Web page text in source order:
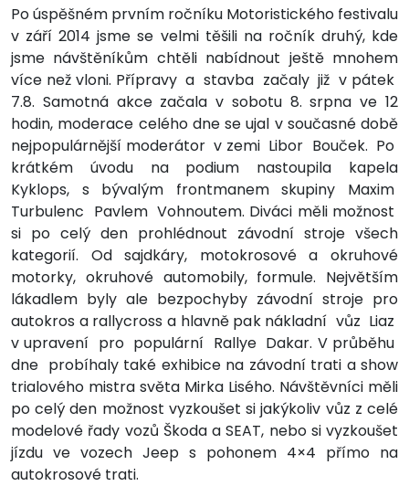
Po úspěšném prvním ročníku Motoristického festivalu
v září 2014 jsme se velmi těšili na ročník druhý, kde
jsme návštěníkům chtěli nabídnout ještě mnohem
více než vloni. Přípravy a stavba začaly již v pátek
7.8. Samotná akce začala v sobotu 8. srpna ve 12
hodin, moderace celého dne se ujal v současné době
nejpopulárnější moderátor v zemi Libor Bouček. Po
krátkém úvodu na podium nastoupila kapela
Kyklops, s bývalým frontmanem skupiny Maxim
Turbulenc Pavlem Vohnoutem. Diváci měli možnost
si po celý den prohlédnout závodní stroje všech
kategorií. Od sajdkáry, motokrosové a okruhové
motorky, okruhové automobily, formule. Největším
lákadlem byly ale bezpochyby závodní stroje pro
autokros a rallycross a hlavně pak nákladní vůz Liaz
v upravení pro populární Rallye Dakar. V průběhu
dne probíhaly také exhibice na závodní trati a show
trialového mistra světa Mirka Lisého. Návštěvníci měli
po celý den možnost vyzkoušet si jakýkoliv vůz z celé
modelové řady vozů Škoda a SEAT, nebo si vyzkoušet
jízdu ve vozech Jeep s pohonem 4×4 přímo na
autokrosové trati.